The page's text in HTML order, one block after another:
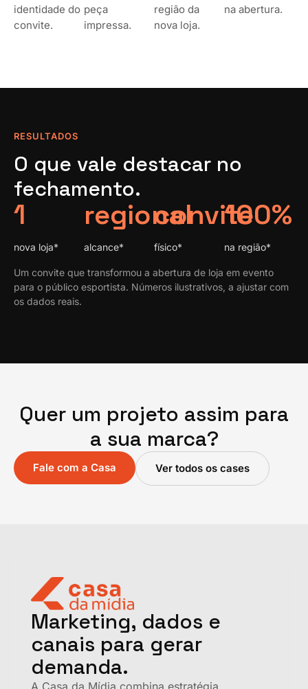
identidade do
convite.
peça
impressa.
região da
nova loja.
na abertura.
RESULTADOS
O que vale destacar no
fechamento.
1
nova loja*
regional
alcance*
convite
físico*
100%
na região*
Um convite que transformou a abertura de loja em evento
para o público esportista. Números ilustrativos, a ajustar com
os dados reais.
Quer um projeto assim para
a sua marca?
Fale com a Casa Ver todos os cases
Marketing, dados e
canais para gerar
demanda.